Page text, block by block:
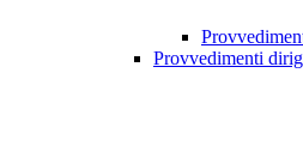
Provvedimenti